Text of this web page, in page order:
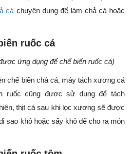
cá chuyên dụng để làm chả cá hoặc
ruốc cá
ứng dụng để chế biến ruốc cá)
chế biến chả cá, máy tách xương cá
ruốc cũng được sử dụng để tách
thịt cá sau khi lọc xương sẽ được
sao khô hoặc sấy khô để cho ra món